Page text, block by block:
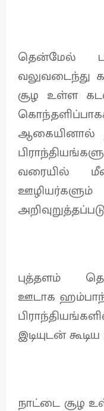
தென்மேல்
வலுவடைந்து
சூழ உள்ள
ஆகையினால்
வரையில்
புத்தளம்
ஊடாக
இடியுடன்
நாட்டை சூழ